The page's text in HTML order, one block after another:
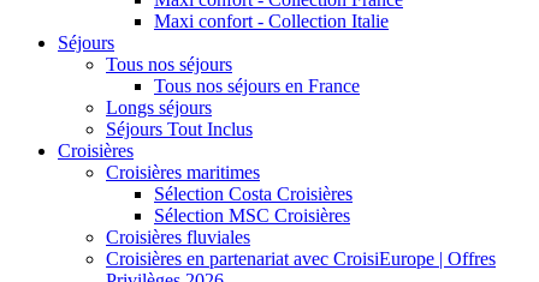
Maxi confort - Collection Italie
Séjours
Tous nos séjours
Tous nos séjours en France
Longs séjours
Séjours Tout Inclus
Croisières
Croisières maritimes
Sélection Costa Croisières
Sélection MSC Croisières
Croisières fluviales
Croisières en partenariat avec CroisiEurope | Offres